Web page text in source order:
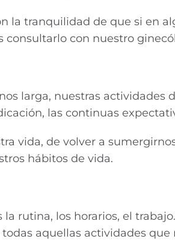
la tranquilidad de que si en
con nuestro
larga, nuestras actividades
las continuas
vida, de volver a
hábitos de vida.
rutina, los horarios, el
aquellas actividades